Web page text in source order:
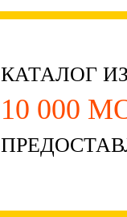
КАТАЛОГ
10 000